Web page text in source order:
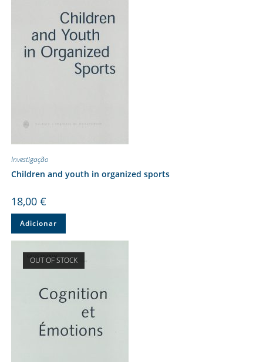
Investigação
Children and youth in organized sports
18,00 €
Adicionar
OUT OF STOCK